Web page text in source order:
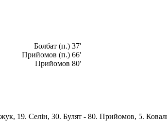
Болбат (п.) 37'
Прийомов (п.) 66'
Прийомов 80'
19. Селін, 30. Булят - 80. Прийомов, 5.